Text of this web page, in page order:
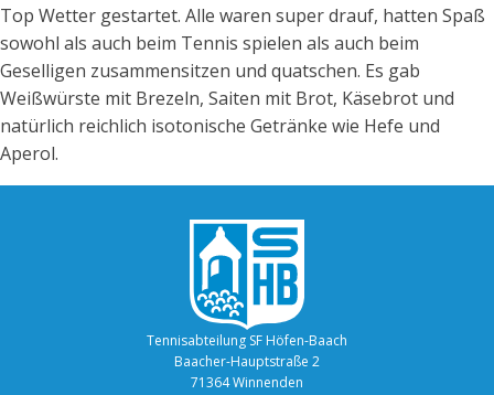
Top Wetter gestartet. Alle waren super drauf, hatten Spaß
sowohl als auch beim Tennis spielen als auch beim
Geselligen zusammensitzen und quatschen. Es gab
Weißwürste mit Brezeln, Saiten mit Brot, Käsebrot und
natürlich reichlich isotonische Getränke wie Hefe und
Aperol.
Tennisabteilung SF Höfen-Baach
Baacher-Hauptstraße 2
71364 Winnenden